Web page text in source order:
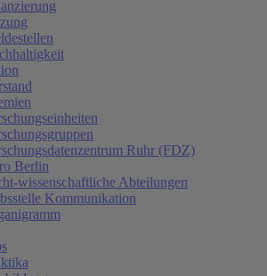
Ruhr (FDZ)
Berlin
wissenschaftliche Abteilungen
Kommunikation